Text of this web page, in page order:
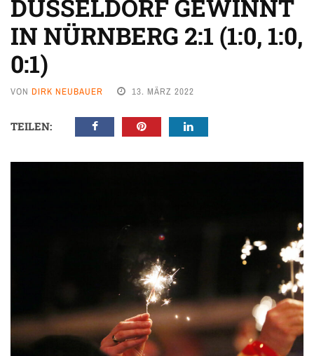
DÜSSELDORF GEWINNT
IN NÜRNBERG 2:1 (1:0, 1:0,
0:1)
VON DIRK NEUBAUER 13. MÄRZ 2022
TEILEN: